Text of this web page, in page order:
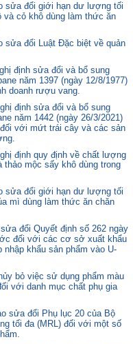
sửa đổi giới hạn dư lượng tối
và cỏ khô dùng làm thức ăn
sửa đổi Luật Đặc biệt về quản
định sửa đổi và bổ sung
năm 1397 (ngày 12/8/1977)
doanh rượu vang.
định sửa đổi và bổ sung
năm 1442 (ngày 26/3/2021)
với mứt trái cây và các sản
định quy định về chất lượng
mộc sấy khô dùng trong
sửa đổi giới hạn dư lượng tối
mì dùng làm thức ăn chăn
đổi Quyết định số 262 ngày
đối với các cơ sở xuất khẩu
khẩu sản phẩm vào U-
bỏ việc sử dụng phẩm màu
với danh mục chất phụ gia
sửa đổi Phụ lục 20 của Bộ
tối đa (MRL) đối với một số